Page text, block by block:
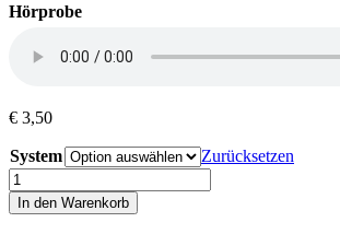
Hörprobe
€ 3,50
System
Zurücksetzen
Bauernhof
Landler
Menge
In den Warenkorb